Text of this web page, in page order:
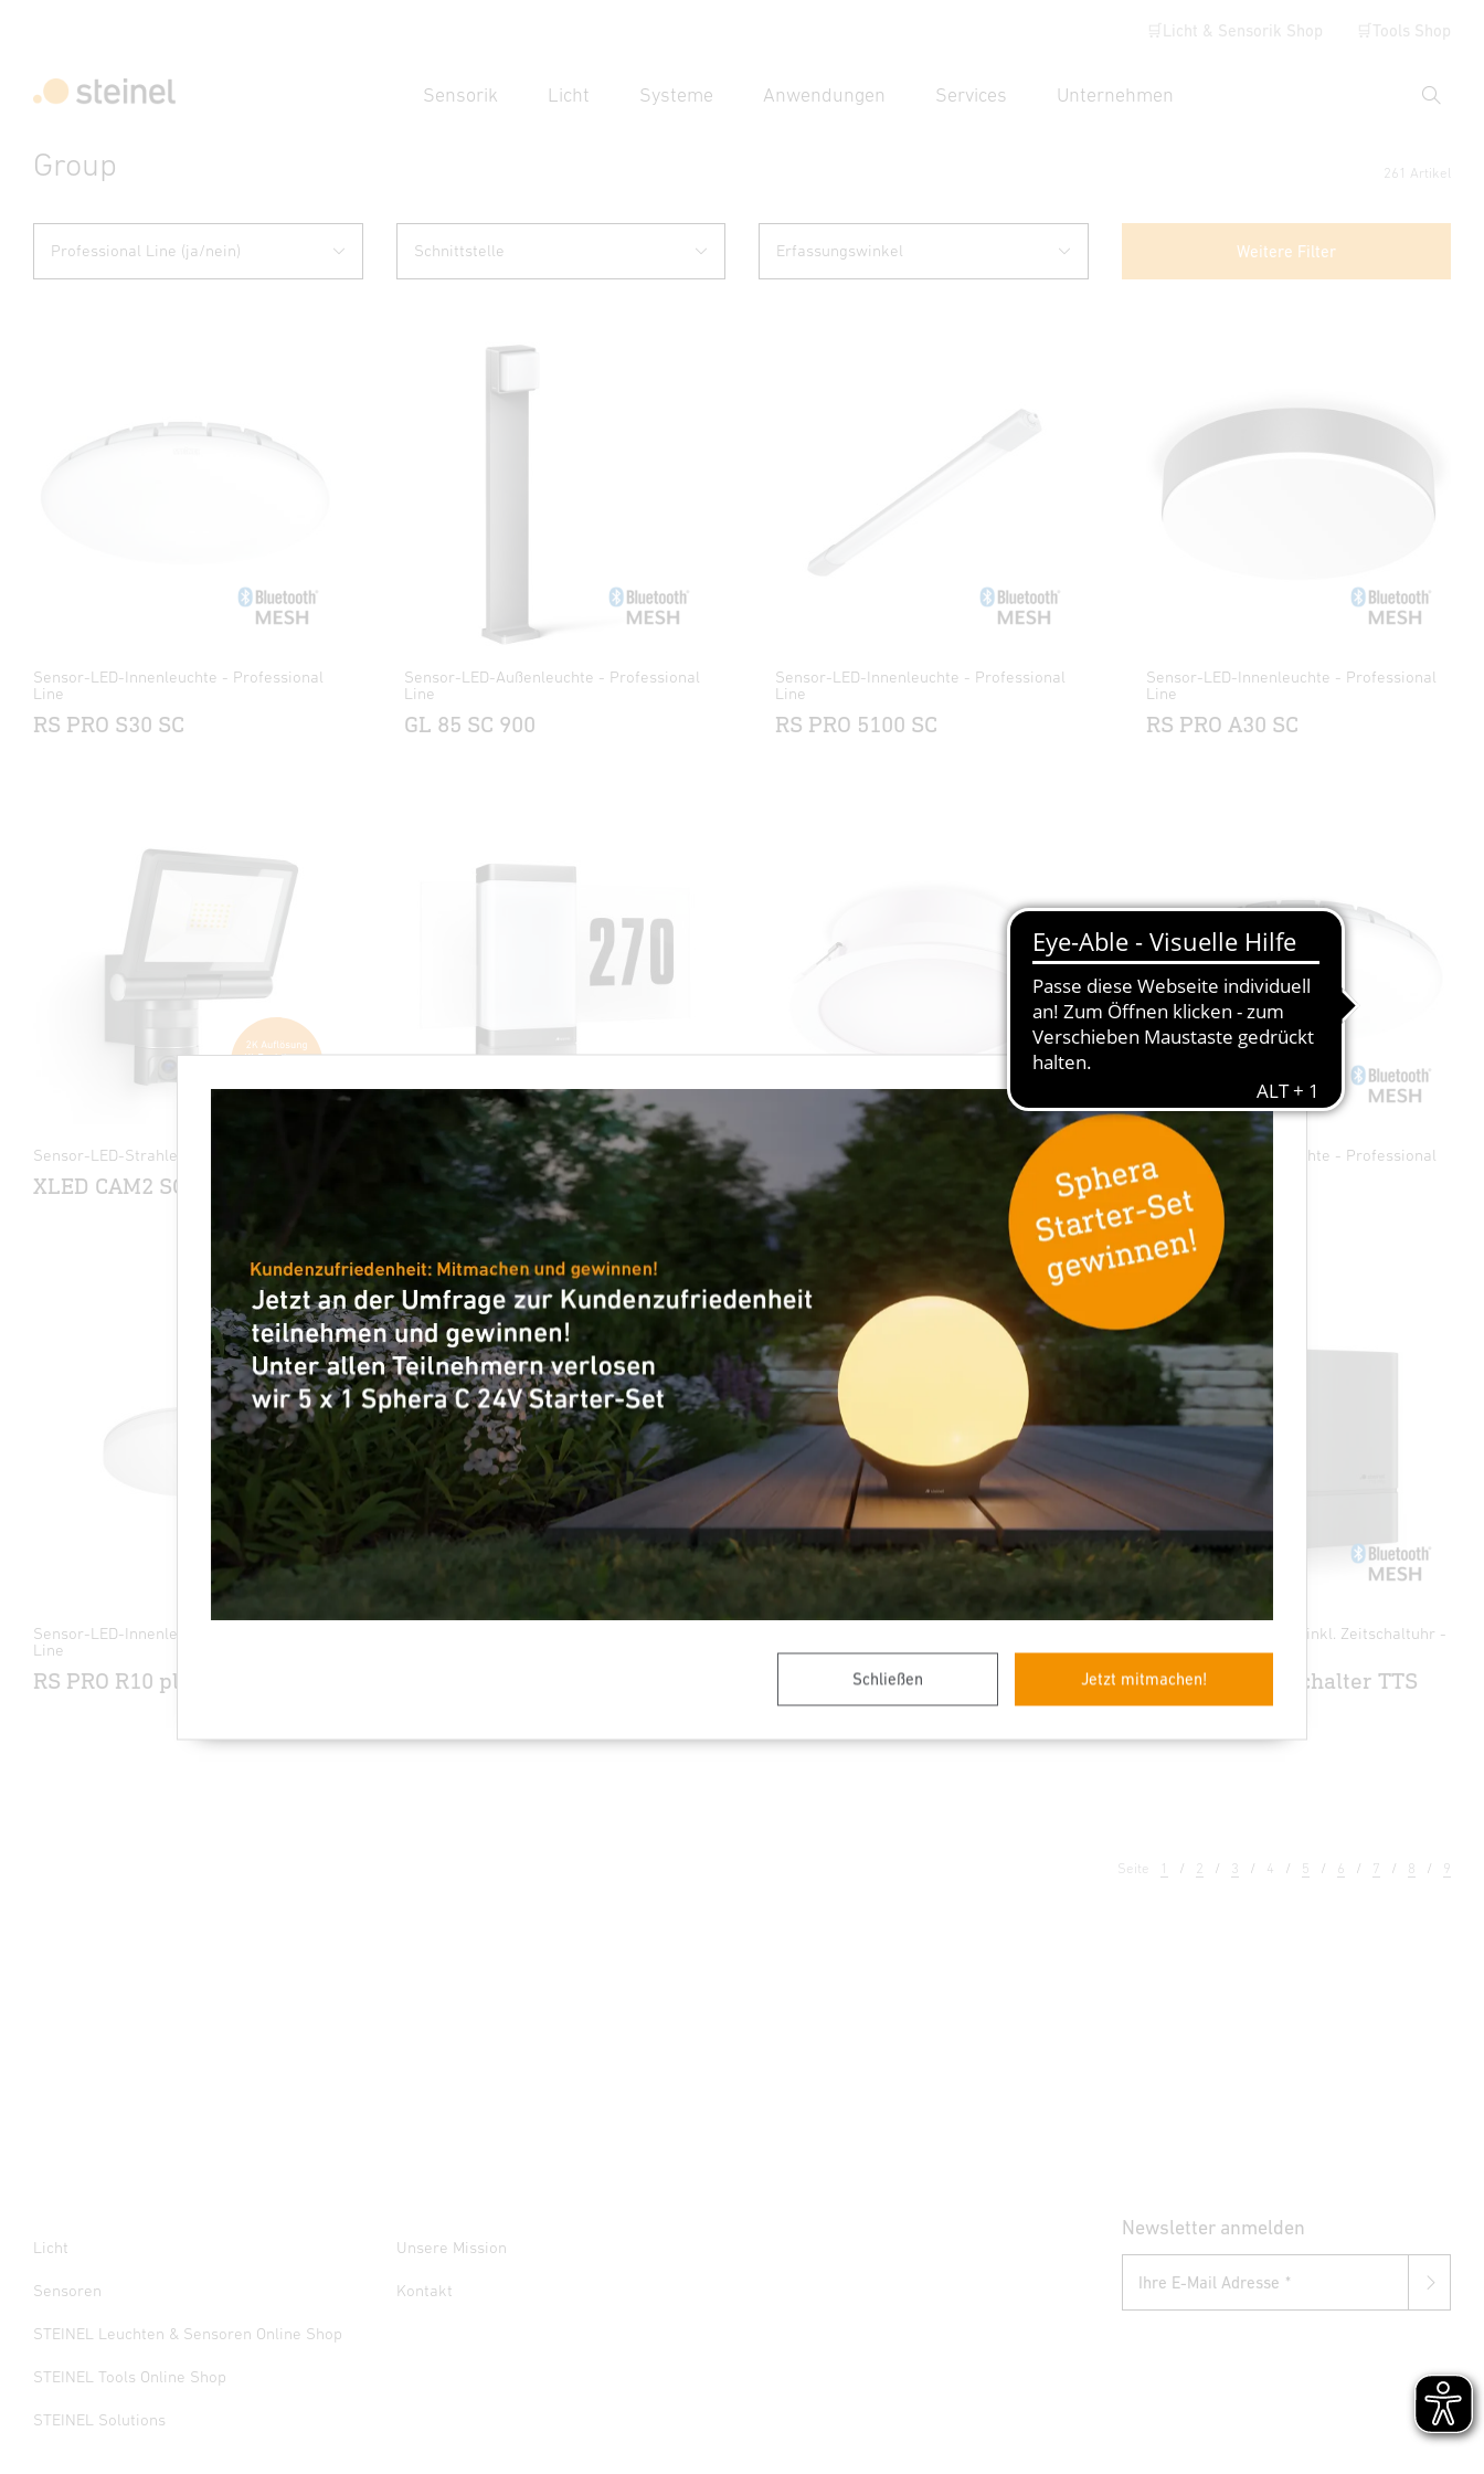
🛒Licht & Sensorik Shop 🛒Tools Shop
Sensorik Licht Systeme Anwendungen Services Unternehmen
Suche
×
Schließen Jetzt mitmachen!
Group 261 Artikel
Weitere Filter
Professional Line (ja/nein) Schnittstelle Erfassungswinkel
Sensor-LED-Innenleuchte - Professional
Line
RS PRO S30 SC
Sensor-LED-Außenleuchte - Professional
Line
GL 85 SC 900
Sensor-LED-Innenleuchte - Professional
Line
RS PRO 5100 SC
Sensor-LED-Innenleuchte - Professional
Line
RS PRO A30 SC
XLED CAM2 SC anthrazit ×
Produktdatenblatt
Sensor-LED-Strahler
XLED CAM2 SC
Sensor-LED-Außenleuchte
L 270 digi SC
Sensor-LED-Innenleuchte - Professional
RS PRO DL 200 SC
Sensor-LED-Innenleuchte - Professional
Line
RS PRO S20 SC
Sensor-LED-Innenleuchte - Professional
Line
RS PRO R10 plus SC
Line
L 845 SC
Dämmerungsschalter inkl. Zeitschaltuhr -
Professional Line
Dämmerungsschalter TTS
PRO
Seite 1 2 3 4 5 6 7 8 9
Licht
Sensoren
STEINEL Leuchten & Sensoren Online Shop
STEINEL Tools Online Shop
STEINEL Solutions
Unsere Mission
Kontakt
Newsletter anmelden
Ihre E-Mail Adresse